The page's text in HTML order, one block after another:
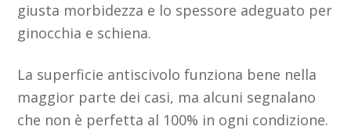
giusta morbidezza e lo spessore adeguato per
ginocchia e schiena.
La superficie antiscivolo funziona bene nella
maggior parte dei casi, ma alcuni segnalano
che non è perfetta al 100% in ogni condizione.